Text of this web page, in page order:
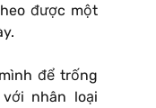
được một
để trống
nhân loại